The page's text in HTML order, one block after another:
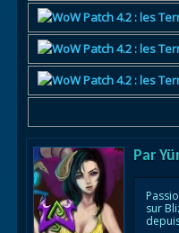
Par
sur